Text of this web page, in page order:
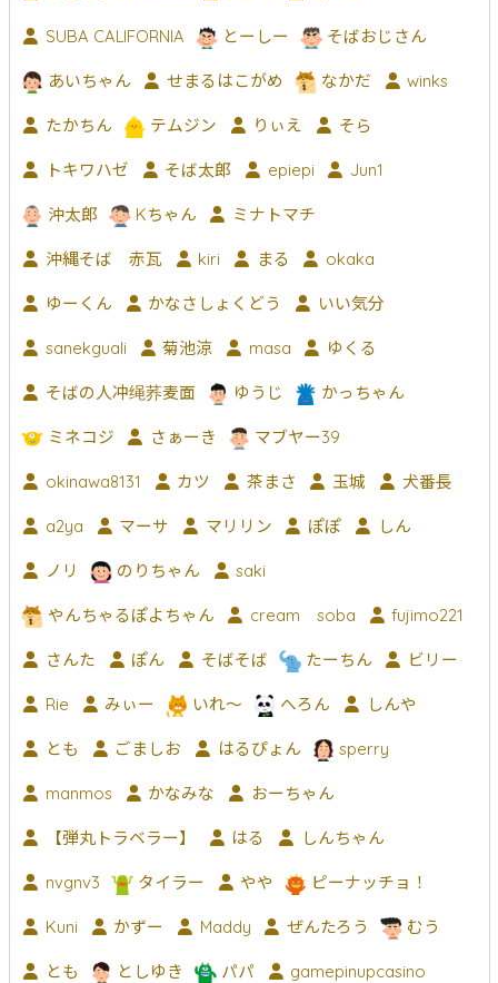
SUBA CALIFORNIA とーしー そばおじさん
あいちゃん せまるはこがめ なかだ winks
たかちん テムジン りぃえ そら
トキワハゼ そば太郎 epiepi Jun1
沖太郎 Kちゃん ミナトマチ
沖縄そば 赤瓦 kiri まる okaka
ゆーくん かなさしょくどう いい気分
sanekguali 菊池涼 masa ゆくる
そばの人冲绳荞麦面 ゆうじ かっちゃん
ミネコジ さぁーき マブヤー39
okinawa8131 カツ 茶まさ 玉城 犬番長
a2ya マーサ マリリン ぽぽ しん
ノリ のりちゃん saki
やんちゃるぽよちゃん cream soba fujimo221
さんた ぽん そばそば たーちん ビリー
Rie みぃー いれ～ へろん しんや
とも ごましお はるぴょん sperry
manmos かなみな おーちゃん
【弾丸トラベラー】 はる しんちゃん
nvgnv3 タイラー やや ピーナッチョ！
Kuni かずー Maddy ぜんたろう むう
とも としゆき パパ gamepinupcasino